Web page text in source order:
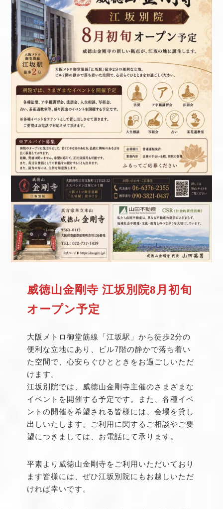
威徳山金剛寺 江坂別院8月初旬
オープン予定
大阪メトロ御堂筋線「江坂駅」から徒歩2分の
便利な立地にあり、ビル7階の静かで落ち着い
た空間で、心安らぐひとときをお過ごしいただ
けます。
江坂別院では、威徳山金剛寺主催のさまざまな
イベントを開催する予定です。また、各種イベ
ントの開催を希望される皆様には、会場を貸し
出しいたします。ご利用に関するご相談やご要
望につきましては、お電話にて承ります。
平素より威徳山金剛寺をご利用いただいており
ます皆様には、ぜひ江坂別院にもお越しいただ
ければ幸いです。